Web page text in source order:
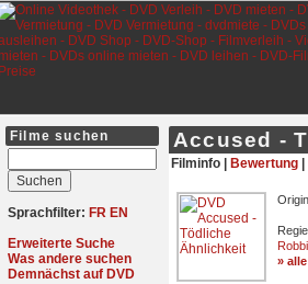
Filme suchen
Sprachfilter: FR EN
Erweiterte Suche
Was andere suchen
Demnächst auf DVD
Accused -
Filminfo | Bewertung
»